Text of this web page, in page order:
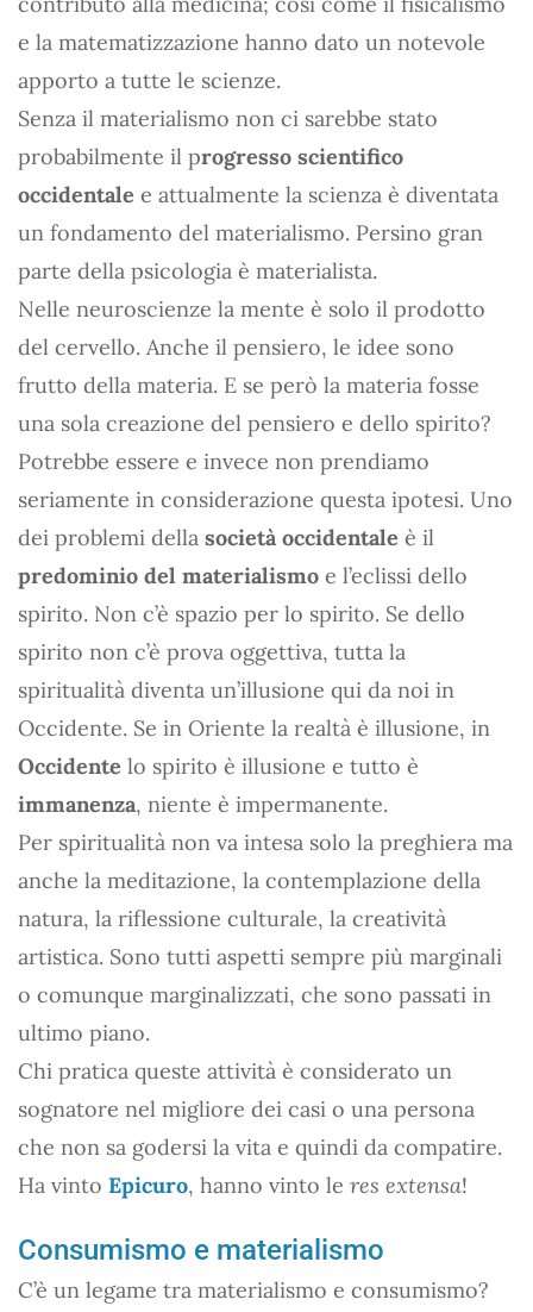
e la matematizzazione hanno dato un notevole
apporto a tutte le scienze.
Senza il materialismo non ci sarebbe stato
probabilmente il progresso scientifico
occidentale e attualmente la scienza è diventata
un fondamento del materialismo. Persino gran
parte della psicologia è materialista.
Nelle neuroscienze la mente è solo il prodotto
del cervello. Anche il pensiero, le idee sono
frutto della materia. E se però la materia fosse
una sola creazione del pensiero e dello spirito?
Potrebbe essere e invece non prendiamo
seriamente in considerazione questa ipotesi. Uno
dei problemi della società occidentale è il
predominio del materialismo e l’eclissi dello
spirito. Non c’è spazio per lo spirito. Se dello
spirito non c’è prova oggettiva, tutta la
spiritualità diventa un’illusione qui da noi in
Occidente. Se in Oriente la realtà è illusione, in
Occidente lo spirito è illusione e tutto è
immanenza, niente è impermanente.
Per spiritualità non va intesa solo la preghiera ma
anche la meditazione, la contemplazione della
natura, la riflessione culturale, la creatività
artistica. Sono tutti aspetti sempre più marginali
o comunque marginalizzati, che sono passati in
ultimo piano.
Chi pratica queste attività è considerato un
sognatore nel migliore dei casi o una persona
che non sa godersi la vita e quindi da compatire.
Ha vinto Epicuro, hanno vinto le res extensa!
Consumismo e materialismo
C’è un legame tra materialismo e consumismo?